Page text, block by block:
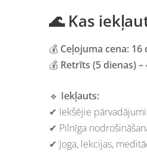
🌊 Kas
💰 Ceļojuma cena: 16
💰 Retrīts (5 dienas)
🔹 Iekļauts:
✔ Iekšējie
✔ Pilnīga
✔ Joga, lekcijas,